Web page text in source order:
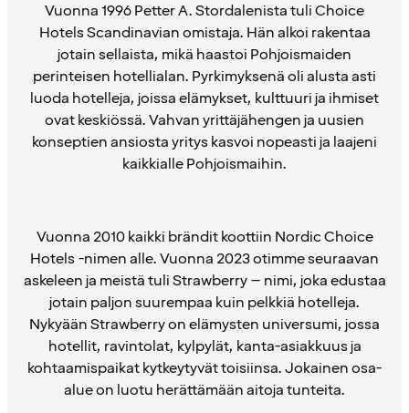
Vuonna 1996 Petter A. Stordalenista tuli Choice
Hotels Scandinavian omistaja. Hän alkoi rakentaa
jotain sellaista, mikä haastoi Pohjoismaiden
perinteisen hotellialan. Pyrkimyksenä oli alusta asti
luoda hotelleja, joissa elämykset, kulttuuri ja ihmiset
ovat keskiössä. Vahvan yrittäjähengen ja uusien
konseptien ansiosta yritys kasvoi nopeasti ja laajeni
kaikkialle Pohjoismaihin.
Vuonna 2010 kaikki brändit koottiin Nordic Choice
Hotels -nimen alle. Vuonna 2023 otimme seuraavan
askeleen ja meistä tuli Strawberry – nimi, joka edustaa
jotain paljon suurempaa kuin pelkkiä hotelleja.
Nykyään Strawberry on elämysten universumi, jossa
hotellit, ravintolat, kylpylät, kanta-asiakkuus ja
kohtaamispaikat kytkeytyvät toisiinsa. Jokainen osa-
alue on luotu herättämään aitoja tunteita.